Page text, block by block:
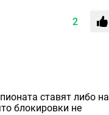
2
ставят либо на
блокировки не